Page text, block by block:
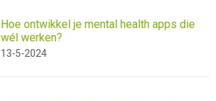
Hoe ontwikkel je mental health apps die
wél werken?
13-5-2024